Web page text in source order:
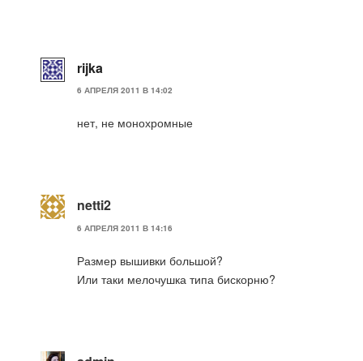
rijka
6 АПРЕЛЯ 2011 В 14:02
нет, не монохромные
netti2
6 АПРЕЛЯ 2011 В 14:16
Размер вышивки большой?
Или таки мелочушка типа бискорню?